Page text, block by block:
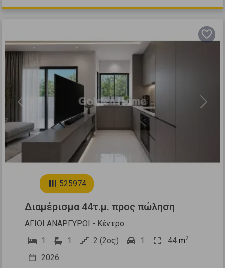
Previous Next
525974
Διαμέρισμα 44τ.μ. προς πώληση
ΑΓΙΟΙ ΑΝΑΡΓΥΡΟΙ - Κέντρο
1
1 2 (2ος) 1 44 m2
2026